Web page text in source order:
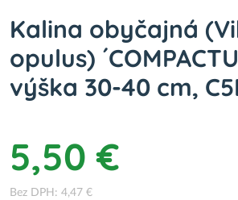
Kalina obyčajná
opulus)
výška 30-40 cm,
5,50 €
Bez DPH: 4,47 €